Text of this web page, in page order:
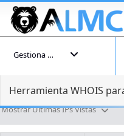
Gestiona tu cuenta
Herramienta WHOIS
Mostrar Últimas IPs Vistas